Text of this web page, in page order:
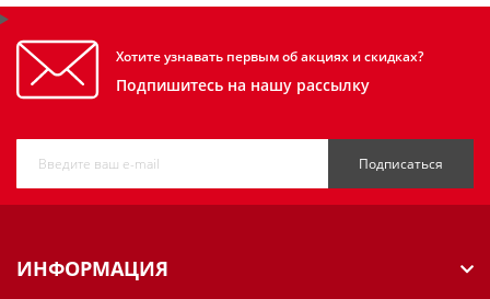
Хотите узнавать первым об акциях и скидках?
Подпишитесь на нашу рассылку
Подписаться
ИНФОРМАЦИЯ